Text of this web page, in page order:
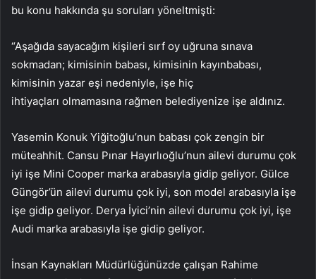
bu konu hakkında şu soruları yöneltmişti:
“Aşağıda sayacağım kişileri sırf oy uğruna sınava
sokmadan; kimisinin babası, kimisinin kayınbabası,
kimisinin yazar eşi nedeniyle, işe hiç
ihtiyaçları olmamasına rağmen belediyenize işe aldınız.
Yasemin Konuk Yiğitoğlu’nun babası çok zengin bir
müteahhit. Cansu Pınar Hayırlıoğlu’nun ailevi durumu çok
iyi işe Mini Cooper marka arabasıyla gidip geliyor. Gülce
Güngör’ün ailevi durumu çok iyi, son model arabasıyla işe
işe gidip geliyor. Derya İyici’nin ailevi durumu çok iyi, işe
Audi marka arabasıyla işe gidip geliyor.
İnsan Kaynakları Müdürlüğünüzde çalışan Rahime